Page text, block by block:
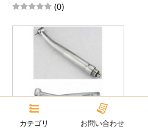
(0)
カテゴリ お問い合わせ